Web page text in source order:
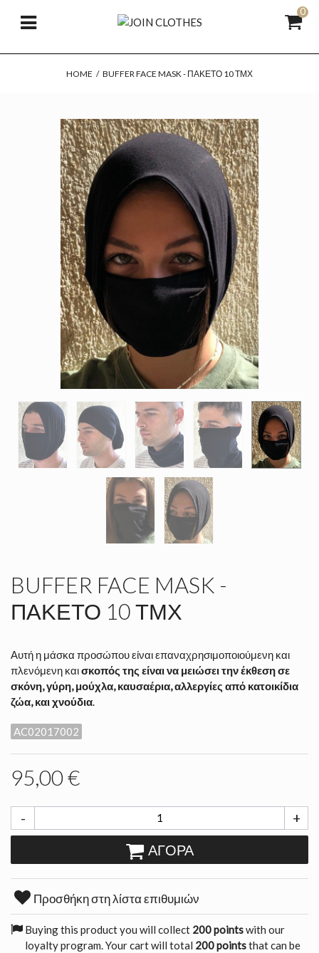
0
HOME / BUFFER FACE MASK - ΠΑΚΕΤΟ 10 ΤΜΧ
BUFFER FACE MASK -
ΠΑΚΕΤΟ 10 ΤΜΧ
Αυτή η μάσκα προσώπου είναι επαναχρησιμοποιούμενη και
πλενόμενη καισκοπός της είναι να μειώσει την έκθεση σε
σκόνη, γύρη, μούχλα, καυσαέρια, αλλεργίες από κατοικίδια
ζώα, και χνούδια.
AC02017002
95,00 €
- +
ΑΓΟΡΆ
Προσθήκη στη λίστα επιθυμιών
Buying this product you will collect 200 pointswith our
loyalty program. Your cart will total 200 pointsthat can be